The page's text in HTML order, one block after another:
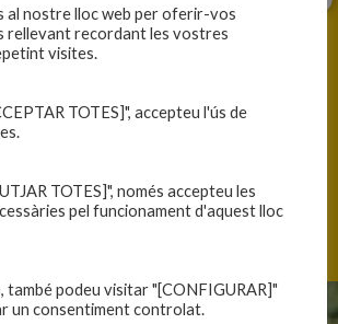
al nostre lloc web per oferir-vos
rellevant recordant les vostres
visites.
TOTES]", accepteu l'ús de
TOTES]", només accepteu les
pel funcionament d'aquest lloc
també podeu visitar "[CONFIGURAR]"
un consentiment controlat.